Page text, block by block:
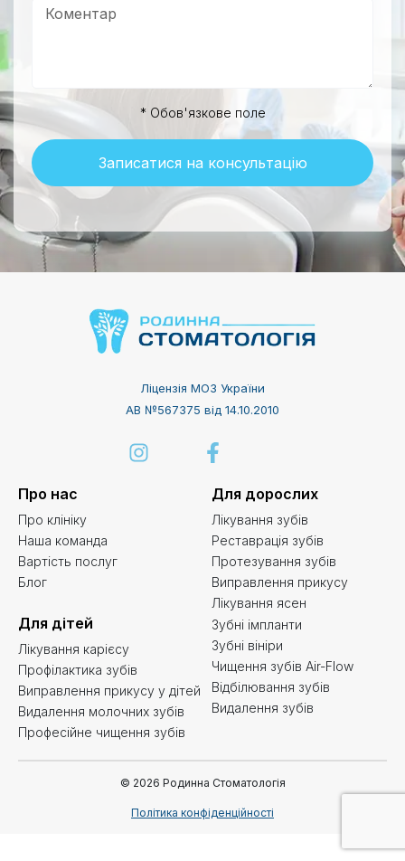
* Обов'язкове поле
Записатися на консультацію
Ліцензія МОЗ України
АВ №567375 від 14.10.2010
Про нас
Про клініку
Наша команда
Вартість послуг
Блог
Для дорослих
Лікування зубів
Реставрація зубів
Протезування зубів
Виправлення прикусу
Лікування ясен
Зубні імпланти
Зубні вініри
Чищення зубів Air-Flow
Відбілювання зубів
Видалення зубів
Для дітей
Лікування карієсу
Профілактика зубів
Виправлення прикусу у дітей
Видалення молочних зубів
Професійне чищення зубів
© 2026 Родинна Стоматологія
Політика конфіденційності